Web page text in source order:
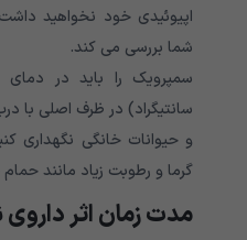
اپیوئیدی خود نخواهید
شما بررسی می کند.
سانتیگراد) در ظرف اصلی با
و حیوانات خانگی نگهداری
گرما و رطوبت زیاد مانند
مدت زمان اثر داروی